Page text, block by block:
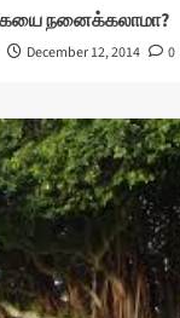
நனைக்கலாமா?
December 12, 2014 0